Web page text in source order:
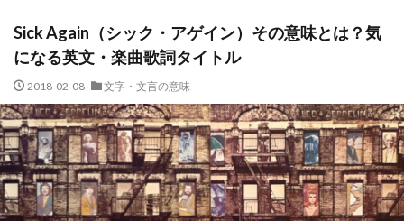
Sick Again（シック・アゲイン）その意味とは？気
になる英文・楽曲歌詞タイトル
2018-02-08 文字・文言の意味